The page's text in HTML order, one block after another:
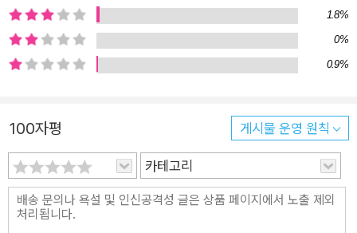
1.8%
0%
0.9%
100자평 게시물 운영 원칙
카테고리